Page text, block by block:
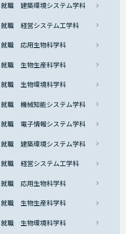
職 建築環境システム学科
職 経営システム工学科
職 応用生物科学科
職 生物生産科学科
職 生物環境科学科
職 機械知能システム学科
職 電子情報システム学科
職 建築環境システム学科
職 経営システム工学科
職 応用生物科学科
職 生物生産科学科
職 生物環境科学科